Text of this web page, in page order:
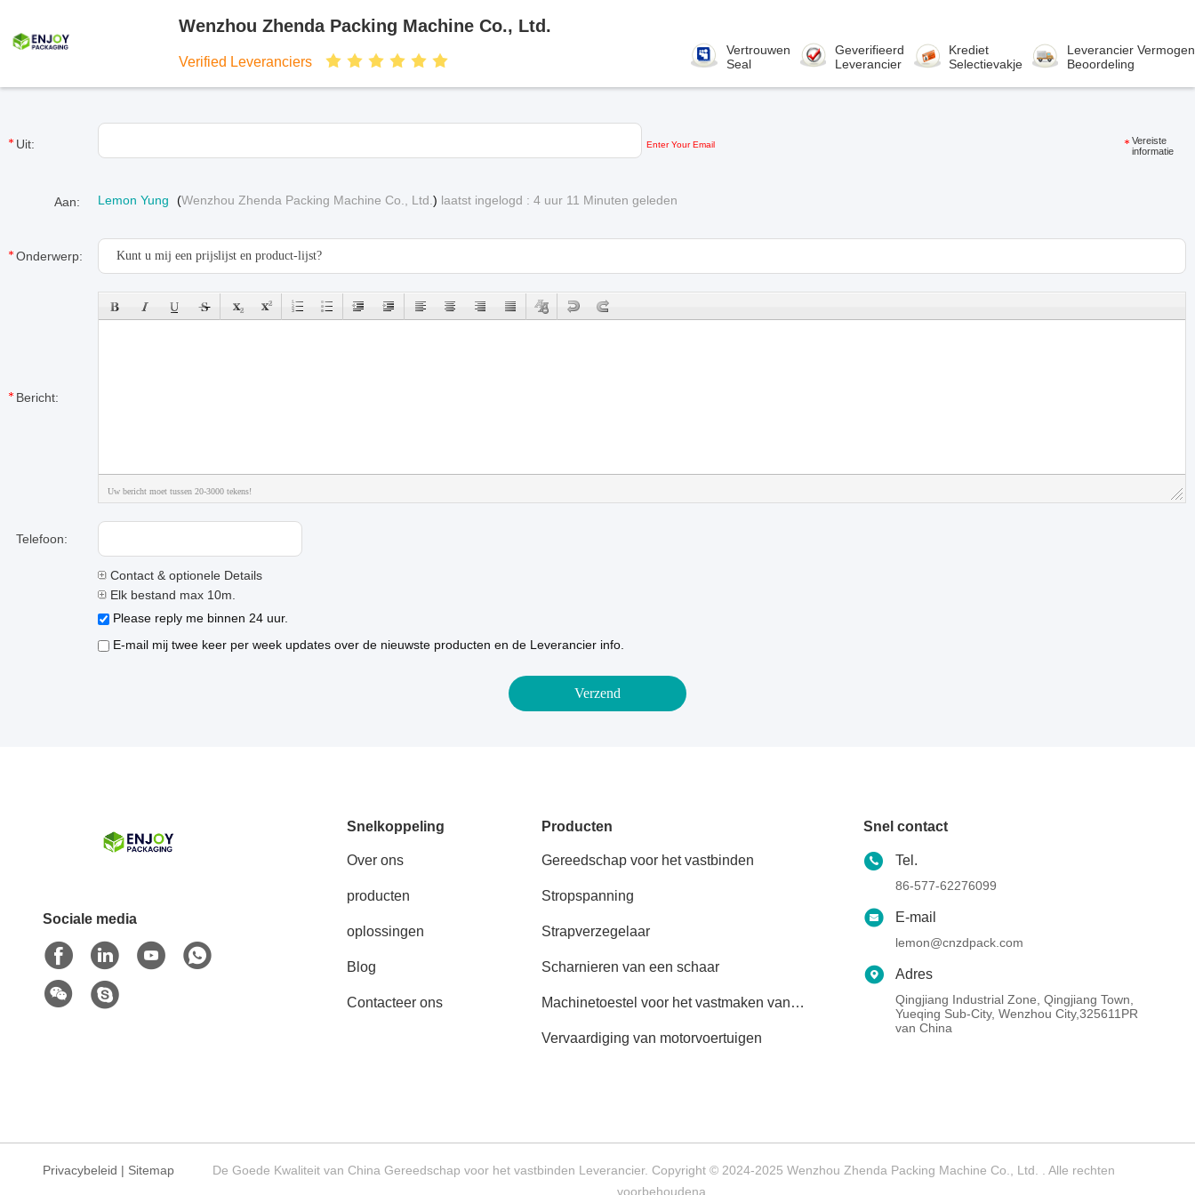
Wenzhou Zhenda Packing Machine Co., Ltd.
Verified Leveranciers
Vertrouwen
Seal
Geverifieerd
Leverancier
Krediet
Selectievakje
Leverancier Vermogen
Beoordeling
Uit: Enter Your Email
Vereiste
informatie
Aan: Lemon Yung (Wenzhou Zhenda Packing Machine Co., Ltd. ) laatst ingelogd : 4 uur 11 Minuten geleden
Onderwerp:
Bericht:
Uw bericht moet tussen 20-3000 tekens!
Telefoon:
Contact & optionele Details
Elk bestand max 10m.
Please reply me binnen 24 uur.
E-mail mij twee keer per week updates over de nieuwste producten en de Leverancier info.
Sociale media
Snelkoppeling
Over ons
producten
oplossingen
Blog
Contacteer ons
Producten
Gereedschap voor het vastbinden
Stropspanning
Strapverzegelaar
Scharnieren van een schaar
Machinetoestel voor het vastmaken van
Vervaardiging van motorvoertuigen
Snel contact
Tel.
86-577-62276099
E-mail
lemon@cnzdpack.com
Adres
Qingjiang Industrial Zone, Qingjiang Town,
Yueqing Sub-City, Wenzhou City,325611PR
van China
Privacybeleid | Sitemap
De Goede Kwaliteit van China Gereedschap voor het vastbinden Leverancier. Copyright © 2024-2025 Wenzhou Zhenda Packing Machine Co., Ltd. . Alle rechten
voorbehoudena.